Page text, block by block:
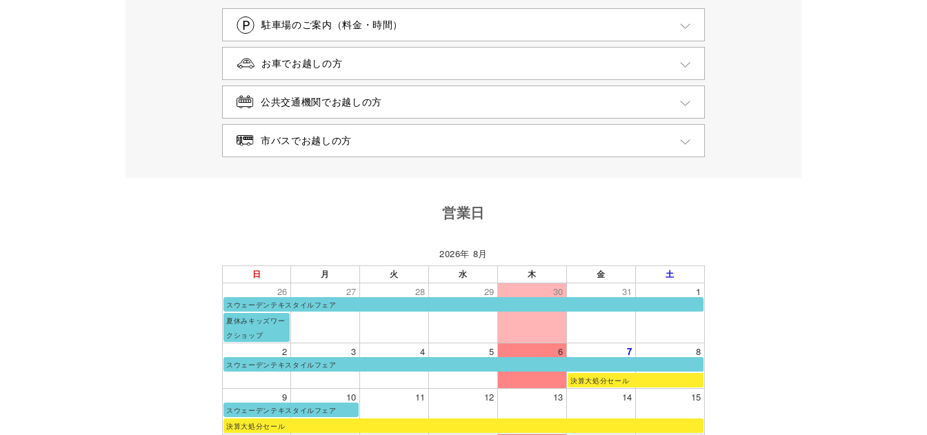
駐車場のご案内（料金・時間）
お車でお越しの方
公共交通機関でお越しの方
市バスでお越しの方
営業日
2026年 8月
日 月 火 水 木 金 土
26 27 28 29 30 31 1
スウェーデンテキスタイルフェア
夏休みキッズワー
クショップ
2 3 4 5 6 7 8
スウェーデンテキスタイルフェア
決算大処分セール
9 10 11 12 13 14 15
スウェーデンテキスタイルフェア
決算大処分セール